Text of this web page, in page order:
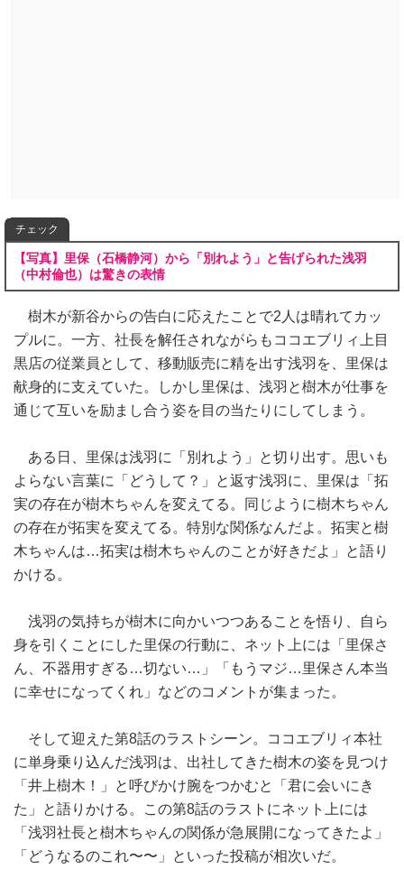
チェック
【写真】里保（石橋静河）から「別れよう」と告げられた浅羽
（中村倫也）は驚きの表情
樹木が新谷からの告白に応えたことで2人は晴れてカッ
プルに。一方、社長を解任されながらもココエブリィ上目
黒店の従業員として、移動販売に精を出す浅羽を、里保は
献身的に支えていた。しかし里保は、浅羽と樹木が仕事を
通じて互いを励まし合う姿を目の当たりにしてしまう。
ある日、里保は浅羽に「別れよう」と切り出す。思いも
よらない言葉に「どうして？」と返す浅羽に、里保は「拓
実の存在が樹木ちゃんを変えてる。同じように樹木ちゃん
の存在が拓実を変えてる。特別な関係なんだよ。拓実と樹
木ちゃんは…拓実は樹木ちゃんのことが好きだよ」と語り
かける。
浅羽の気持ちが樹木に向かいつつあることを悟り、自ら
身を引くことにした里保の行動に、ネット上には「里保さ
ん、不器用すぎる…切ない…」「もうマジ…里保さん本当
に幸せになってくれ」などのコメントが集まった。
そして迎えた第8話のラストシーン。ココエブリィ本社
に単身乗り込んだ浅羽は、出社してきた樹木の姿を見つけ
「井上樹木！」と呼びかけ腕をつかむと「君に会いにき
た」と語りかける。この第8話のラストにネット上には
「浅羽社長と樹木ちゃんの関係が急展開になってきたよ」
「どうなるのこれ〜〜」といった投稿が相次いだ。